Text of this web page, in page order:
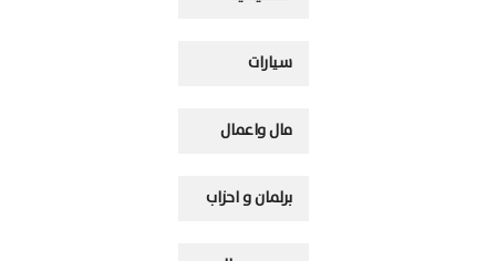
سيارات
مال واعمال
برلمان و احزاب